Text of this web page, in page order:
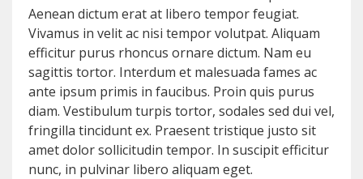
Aenean dictum erat at libero tempor feugiat.
Vivamus in velit ac nisi tempor volutpat. Aliquam
efficitur purus rhoncus ornare dictum. Nam eu
sagittis tortor. Interdum et malesuada fames ac
ante ipsum primis in faucibus. Proin quis purus
diam. Vestibulum turpis tortor, sodales sed dui vel,
fringilla tincidunt ex. Praesent tristique justo sit
amet dolor sollicitudin tempor. In suscipit efficitur
nunc, in pulvinar libero aliquam eget.